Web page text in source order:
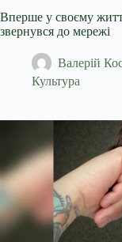
Вперше у своєму
звернувся до мережі
Валерій
Культура